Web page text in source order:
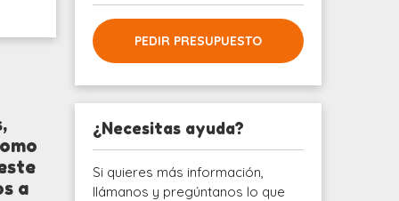
a
PEDIR PRESUPUESTO
¿Necesitas ayuda?
Si quieres más información,
llámanos y pregúntanos lo que